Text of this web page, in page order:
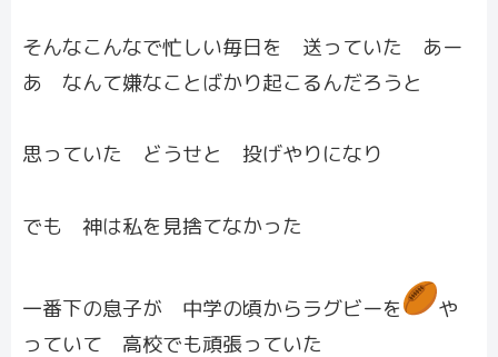
そんなこんなで忙しい毎日を 送っていた あー
あ なんて嫌なことばかり起こるんだろうと
思っていた どうせと 投げやりになり
でも 神は私を見捨てなかった
一番下の息子が 中学の頃からラグビーを
や
っていて 高校でも頑張っていた